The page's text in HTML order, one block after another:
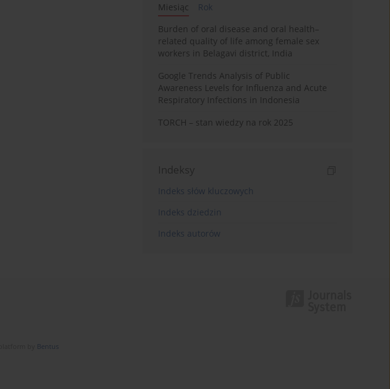
Miesiąc
Rok
Burden of oral disease and oral health–
related quality of life among female sex
workers in Belagavi district, India
Google Trends Analysis of Public
Awareness Levels for Influenza and Acute
Respiratory Infections in Indonesia
TORCH – stan wiedzy na rok 2025
Indeksy
Indeks słów kluczowych
Indeks dziedzin
Indeks autorów
Bentus